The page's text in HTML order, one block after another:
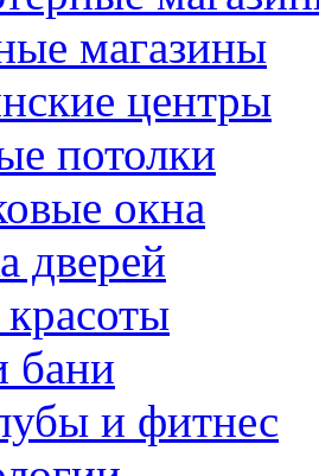
магазины
центры
потолки
окна
дверей
бани
и фитнес